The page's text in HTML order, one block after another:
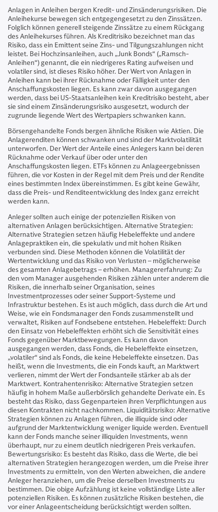
Anlagen in Anleihen bergen Kredit- und Zinsänderungsrisiken. Die
Anleihekurse bewegen sich entgegengesetzt zu den Zinssätzen.
Folglich können generell steigende Zinssätze zu einem Rückgang
des Anleihekurses führen. Als Kreditrisiko bezeichnet man das
Risiko, dass ein Emittent seine Zins- und Tilgungszahlungen nicht
leistet. Bei Hochzinsanleihen, auch „Junk Bonds“ („Ramsch-
Anleihen“) genannt, die ein niedrigeres Rating aufweisen und
volatiler sind, ist dieses Risiko höher. Der Wert von Anlagen in
Anleihen kann bei ihrer Rücknahme oder Fälligkeit unter den
Anschaffungskosten liegen. Es kann zwar davon ausgegangen
werden, dass bei US-Staatsanleihen kein Kreditrisiko besteht, aber
sie sind einem Zinsänderungsrisiko ausgesetzt, wodurch der
zugrunde liegende Wert des Wertpapiers schwanken kann.
Börsengehandelte Fonds bergen ähnliche Risiken wie Aktien. Die
Anlagerenditen können schwanken und sind der Marktvolatilität
unterworfen. Der Wert der Anteile eines Anlegers kann bei deren
Rücknahme oder Verkauf über oder unter den
Anschaffungskosten liegen. ETFs können zu Anlageergebnissen
führen, die vor Kosten in der Regel mit dem Preis und der Rendite
eines bestimmten Index übereinstimmen. Es gibt keine Gewähr,
dass die Preis- und Renditeentwicklung des Index ganz erreicht
werden kann.
Anleger sollten auch einige der potenziellen Risiken von
alternativen Anlagen berücksichtigen. Alternative Strategien:
Alternative Strategien setzen häufig Hebeleffekte und andere
Anlagepraktiken ein, die spekulativ und mit hohen Risiken
verbunden sind. Diese Methoden können die Volatilität der
Wertentwicklung und das Risiko von Verlusten – möglicherweise
des gesamten Anlagebetrags – erhöhen. Managererfahrung: Zu
den vom Manager ausgehenden Risiken zählen unter anderem die
Risiken, die innerhalb seiner Organisation, seines
Investmentprozesses oder seiner Support-Systeme und
Infrastruktur bestehen. Es ist auch möglich, dass durch die Art und
Weise, wie ein Fondsmanager den Fonds zusammenstellt und
verwaltet, Risiken auf Fondsebene entstehen. Hebeleffekt: Durch
den Einsatz von Hebeleffekten erhöht sich die Sensitivität eines
Fonds gegenüber Marktbewegungen. Es kann davon
ausgegangen werden, dass Fonds, die Hebeleffekte einsetzen,
„volatiler“ sind als Fonds, die keine Hebeleffekte einsetzen. Das
heißt, wenn die Investments, die ein Fonds kauft, an Marktwert
verlieren, nimmt der Wert der Fondsanteile stärker ab als der
Marktwert. Kontrahentenrisiko: Alternative Strategien setzen
häufig in hohem Maße außerbörslich gehandelte Derivate ein. Es
besteht das Risiko, dass Gegenparteien ihren Verpflichtungen aus
diesen Kontrakten nicht nachkommen. Liquiditätsrisiko: Alternative
Strategien können zu Anlagen führen, die illiquide sind oder
aufgrund der Marktentwicklung weniger liquide werden. Eventuell
kann der Fonds manche seiner illiquiden Investments, wenn
überhaupt, nur zu einem deutlich niedrigeren Preis verkaufen.
Bewertungsrisiko: Es besteht das Risiko, dass die Werte, die bei
alternativen Strategien herangezogen werden, um die Preise ihrer
Investments zu ermitteln, von den Werten abweichen, die andere
Anleger heranziehen, um die Preise derselben Investments zu
bestimmen. Die obige Aufzählung ist keine vollständige Liste aller
potenziellen Risiken. Es können zusätzliche Risiken bestehen, die
vor einer Anlageentscheidung berücksichtigt werden sollten.